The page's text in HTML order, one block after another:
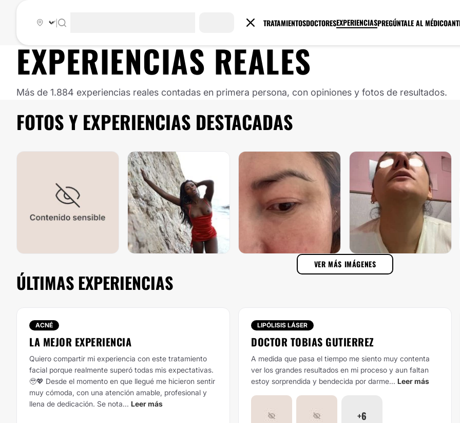
TRATAMIENTOSDOCTORESEXPERIENCIASPREGÚNTALE AL MÉDICO
EXPERIENCIASREALES
Más de 1.884 experiencias reales contadas en primera persona, con opiniones y fotos de resultados.
FOTOS Y EXPERIENCIAS DESTACADAS
VER MÁS IMÁGENES
ÚLTIMAS EXPERIENCIAS
ACNÉ
LA MEJOR EXPERIENCIA
Quiero compartir mi experiencia con este tratamiento
facial porque realmente superó todas mis expectativas.
🥹💖 Desde el momento en que llegué me hicieron sentir
muy cómoda, con una atención amable, profesional y
llena de dedicación. Se nota... Leer más
LIPÓLISIS LÁSER
DOCTOR TOBIAS GUTIERREZ
A medida que pasa el tiempo me siento muy contenta
ver los grandes resultados en mi proceso y aun faltan
estoy sorprendida y bendecida por darme... Leer más
+6